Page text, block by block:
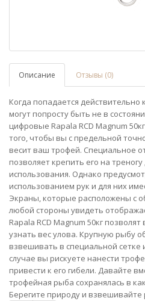
Описание Отзывы (0)
Когда попадается
могут попросту быть не в
цифровые Rapala RCD Magnum
того, чтобы вы с предельной
весит ваш трофей. Специальное
позволяет крепить его на
использования. Однако
использованием рук и для них
Экраны, которые расположены с
любой стороны увидеть
Rapala RCD Magnum 50кг
узнать вес улова. Крупную рыбу
взвешивать в специальной сетке
случае вы рискуете нанести
привести к его гибели. Давайте
трофейная рыба сохранялась в
Берегите природу и